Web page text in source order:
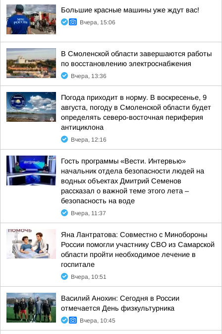
Большие красные машины уже ждут вас!
Вчера, 15:06
В Смоленской области завершаются работы
по восстановлению электроснабжения
Вчера, 13:36
Погода приходит в норму. В воскресенье, 9
августа, погоду в Смоленской области будет
определять северо-восточная периферия
антициклона
Вчера, 12:16
Гость программы «Вести. Интервью»
начальник отдела безопасности людей на
водных объектах Дмитрий Семенов
рассказал о важной теме этого лета –
безопасность на воде
Вчера, 11:37
Яна Лантратова: Совместно с Минобороны
России помогли участнику СВО из Самарской
области пройти необходимое лечение в
госпитале
Вчера, 10:51
Василий Анохин: Сегодня в России
отмечается День физкультурника
Вчера, 10:45